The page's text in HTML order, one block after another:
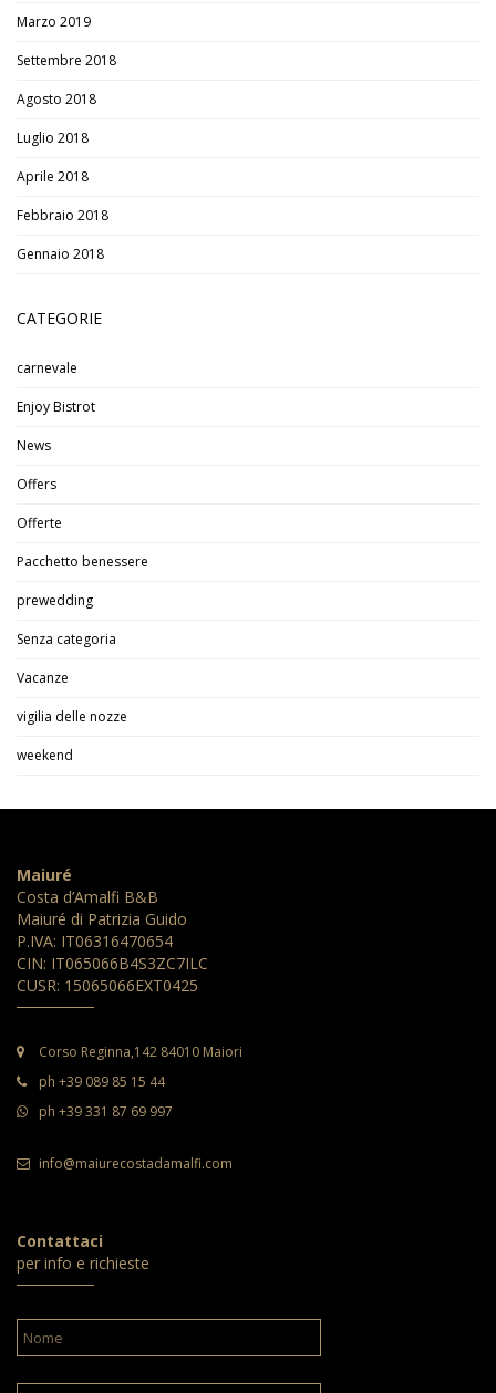
Marzo 2019
Settembre 2018
Agosto 2018
Luglio 2018
Aprile 2018
Febbraio 2018
Gennaio 2018
CATEGORIE
carnevale
Enjoy Bistrot
News
Offers
Offerte
Pacchetto benessere
prewedding
Senza categoria
Vacanze
vigilia delle nozze
weekend
Maiuré
Costa d’Amalfi B&B
Maiuré di Patrizia Guido
P.IVA: IT06316470654
CIN: IT065066B4S3ZC7ILC
CUSR: 15065066EXT0425
Corso Reginna,142 84010 Maiori
ph +39 089 85 15 44
ph +39 331 87 69 997
info@maiurecostadamalfi.com
Contattaci
per info e richieste